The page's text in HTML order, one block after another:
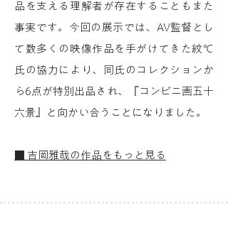
品を支える理解者が存在することもまた
事実です。今回の展示では、AV監督とし
て数多くの映像作品を手がけてきた紋℃
氏の協力により、同氏のコレクションか
ら6点が特別出品され、『コンビニ画五十
六景』と向かい合うことになりました。
■ 吉岡雅哉の作品をもっと見る